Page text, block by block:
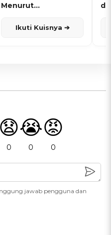
Menurut
Ikuti Kuisnya ➔
😧
0
😭
0
😡
0
jawab pengguna dan